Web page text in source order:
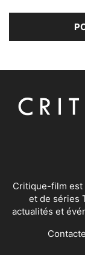
Critique-film est
et de séries
actualités et